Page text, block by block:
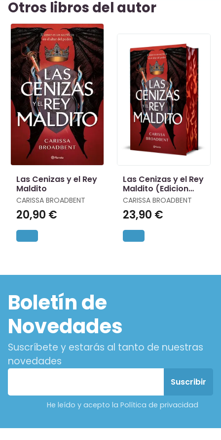
Otros libros del autor
Las Cenizas y el Rey
Maldito
CARISSA BROADBENT
20,90 €
Las Cenizas y el Rey
Maldito (Edicion
Deluxe)
CARISSA BROADBENT
23,90 €
Boletín de
Novedades
Suscríbete y estarás al tanto de nuestras
novedades
He leído y acepto la Política de privacidad